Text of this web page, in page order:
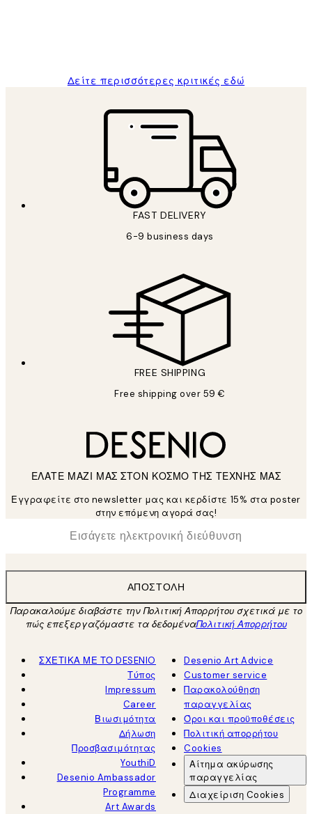
Δείτε περισσότερες κριτικές εδώ
FAST DELIVERY
6-9 business days
FREE SHIPPING
Free shipping over 59 €
ΕΛΑΤΕ ΜΑΖΙ ΜΑΣ ΣΤΟΝ ΚΟΣΜΟ ΤΗΣ ΤΕΧΝΗΣ ΜΑΣ
Εγγραφείτε στο newsletter μας και κερδίστε 15% στα poster
στην επόμενη αγορά σας!
Ηλεκτρονική Διεύθυνση
ΑΠΟΣΤΟΛΉ
Παρακαλούμε διαβάστε την Πολιτική Απορρήτου σχετικά με το
πώς επεξεργαζόμαστε τα δεδομέναΠολιτική Απορρήτου
ΣΧΕΤΙΚΑ ΜΕ ΤΟ DESENIO
Τύπος
Impressum
Career
Βιωσιμότητα
Δήλωση
Προσβασιμότητας
YouthiD
Desenio Ambassador
Programme
Art Awards
Desenio Art Advice
Customer service
Παρακολούθηση
παραγγελίας
Όροι και προϋποθέσεις
Πολιτική απορρήτου
Cookies
Αίτημα ακύρωσης
παραγγελίας
Διαχείριση Cookies